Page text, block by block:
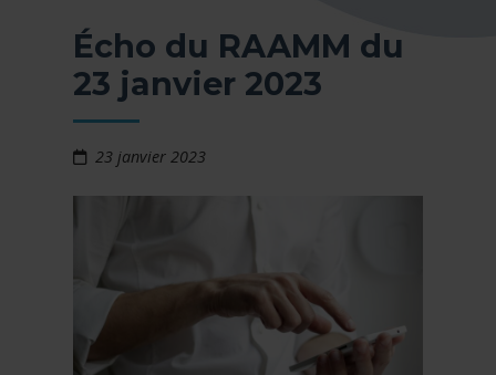
Écho du RAAMM du
23 janvier 2023
23 janvier 2023